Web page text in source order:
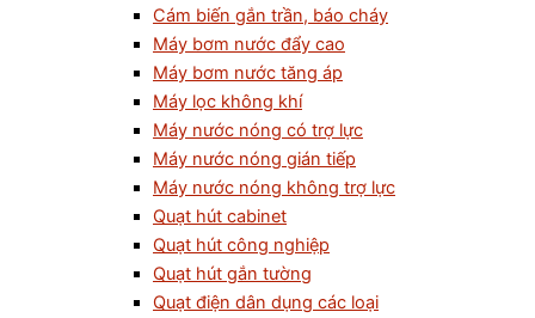
Cám biến gắn trần, báo cháy
Máy bơm nước đẩy cao
Máy bơm nước tăng áp
Máy lọc không khí
Máy nước nóng có trợ lực
Máy nước nóng gián tiếp
Máy nước nóng không trợ lực
Quạt hút cabinet
Quạt hút công nghiệp
Quạt hút gắn tường
Quạt điện dân dụng các loại